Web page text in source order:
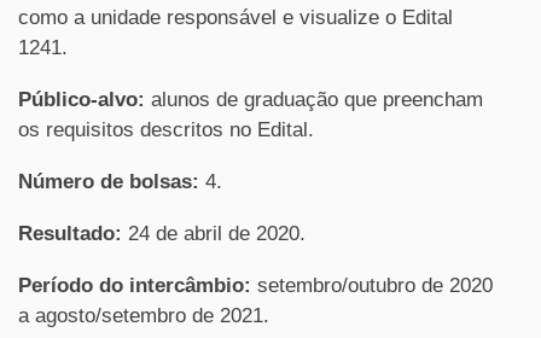
como a unidade responsável e visualize o Edital
1241.
Público-alvo: alunos de graduação que preencham
os requisitos descritos no Edital.
Número de bolsas: 4.
Resultado: 24 de abril de 2020.
Período do intercâmbio: setembro/outubro de 2020
a agosto/setembro de 2021.